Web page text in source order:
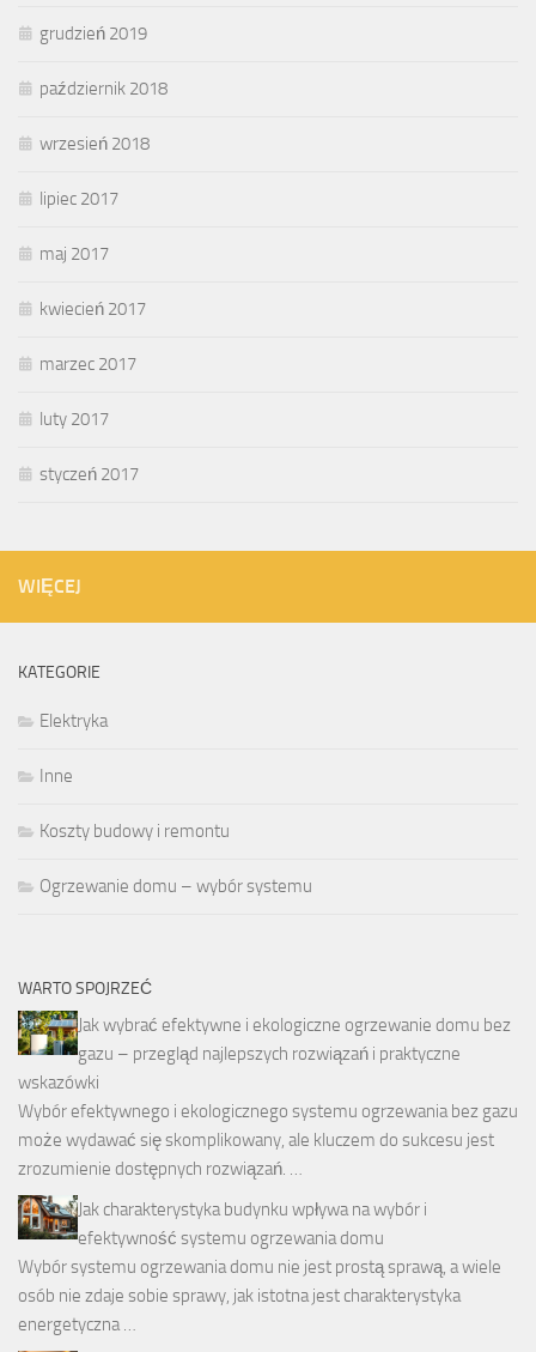
grudzień 2019
październik 2018
wrzesień 2018
lipiec 2017
maj 2017
kwiecień 2017
marzec 2017
luty 2017
styczeń 2017
WIĘCEJ
KATEGORIE
Elektryka
Inne
Koszty budowy i remontu
Ogrzewanie domu – wybór systemu
WARTO SPOJRZEĆ
Jak wybrać efektywne i ekologiczne ogrzewanie domu bez
gazu – przegląd najlepszych rozwiązań i praktyczne
wskazówki
Wybór efektywnego i ekologicznego systemu ogrzewania bez gazu
może wydawać się skomplikowany, ale kluczem do sukcesu jest
zrozumienie dostępnych rozwiązań. …
Jak charakterystyka budynku wpływa na wybór i
efektywność systemu ogrzewania domu
Wybór systemu ogrzewania domu nie jest prostą sprawą, a wiele
osób nie zdaje sobie sprawy, jak istotna jest charakterystyka
energetyczna …